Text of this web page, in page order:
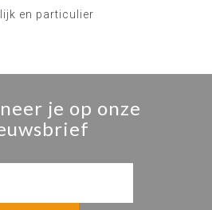
en particulier
je op onze